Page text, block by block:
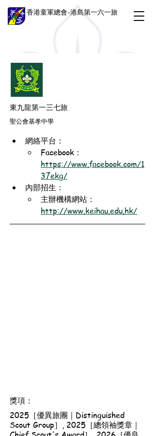
香港童軍總會-港島第一六一旅
東九龍第一三七旅
聖公會基孝中學
網絡平台：
Facebook：
https://www.facebook.com/1
37ekg/
內部招生：
主辦機構網站：
http://www.keihau.edu.hk/
獎項：
2025［優異旅團｜Distinguished
Scout Group］, 2025［總領袖獎章｜